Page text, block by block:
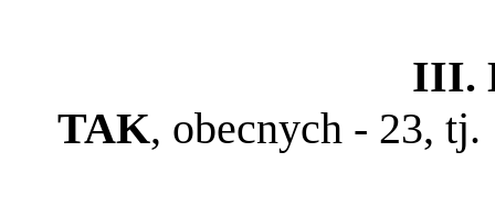
III.
TAK, obecnych - 23,